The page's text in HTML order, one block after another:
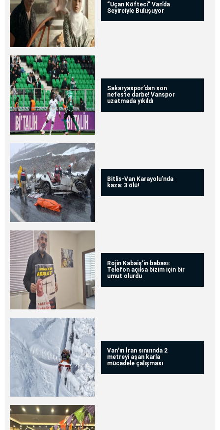
“Uçan Köfteci” Van’da
Seyirciyle Buluşuyor
Sakaryaspor’dan son
nefeste darbe! Vanspor
uzatmada yıkıldı
Bitlis-Van Karayolu’nda
kaza: 3 ölü!
Rojin Kabaiş’in babası:
Telefon açılsa bizim için bir
umut olurdu
Van'ın İran sınırında 2
metreyi aşan karla
mücadele çalışması